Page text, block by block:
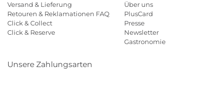
Versand & Lieferung
Retouren & Reklamationen FAQ
Click & Collect
Click & Reserve
Über uns
PlusCard
Presse
Newsletter
Gastronomie
Unsere Zahlungsarten